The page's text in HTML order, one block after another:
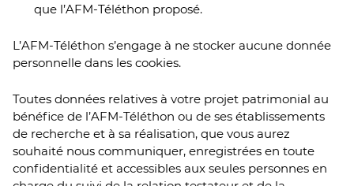
que l’AFM-Téléthon proposé.
L’AFM-Téléthon s’engage à ne stocker aucune donnée
personnelle dans les cookies.
Toutes données relatives à votre projet patrimonial au
bénéfice de l’AFM-Téléthon ou de ses établissements
de recherche et à sa réalisation, que vous aurez
souhaité nous communiquer, enregistrées en toute
confidentialité et accessibles aux seules personnes en